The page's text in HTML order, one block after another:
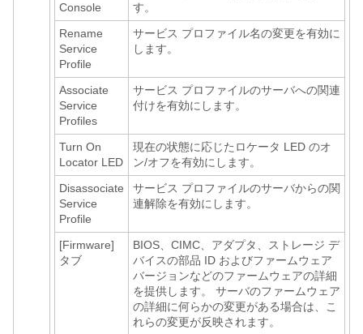
Console
す。
Rename
Service
Profile
サービス プロファイル名の変更を有効に
します。
Associate
Service
Profiles
サービス プロファイルのサーバへの関連
付けを有効にします。
Turn On
Locator LED
現在の状態に応じたロケータ LED のオ
ン/オフを有効にします。
Disassociate
Service
Profile
サービス プロファイルのサーバからの関
連解除を有効にします。
[Firmware]
タブ
BIOS、CIMC、アダプタ、ストレージ デ
バイスの部品 ID およびファームウェア
バージョンなどのファームウェアの詳細
を提供します。 サーバのファームウェア
の詳細に何らかの変更がある場合は、こ
れらの変更が反映されます。